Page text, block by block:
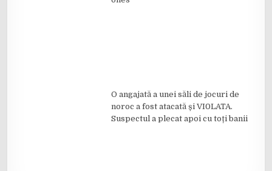
O angajată a unei săli de jocuri de
noroc a fost atacată și VI0LATA.
Suspectul a plecat apoi cu toți banii